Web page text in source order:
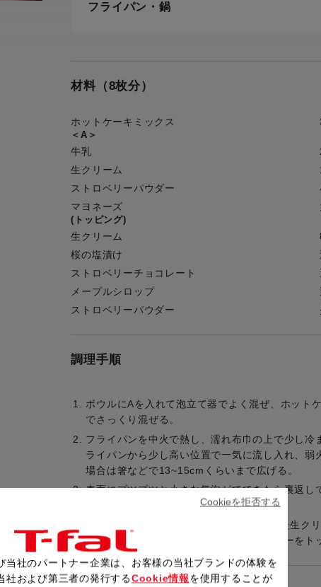
衣類スチーマーアイロン兼用タイプ
衣類スチーマー専用タイプ(1way)
スチームアイロン
用タイプ(1way)一
すべての生活家電一覧
フライパン・鍋
材料（8枚分）
ホットケーキミックス
＜A＞
牛乳
生クリーム
ストロベリーパウダー
マヨネーズ
(トッピング)
生クリーム
桜の塩漬け
ストロベリーチョコレート
メープルシロップ
ストロベリーパウダー
調理手順
ボウルにAを入れて泡立て器でよく混ぜ、ホット
でさっくり混ぜる。
フライパンを中火で熱し、濡れ布巾の上で少し
ライパンから少し高い位置で一気に流し入れ、弱
場合は箸などで13~15cmくらいまで広げる。
表面にプツプツと小さな気泡がでてきたら裏返し
お皿に重ねて盛り付け、8分立てに泡立てた生ク
ベリーチョコレート、ストロベリーパウダーをト
当社のパートナー企業は、お客様の当社ブランドの体験を
社および第三者の発行するCookie情報 を使用することが
Cookieを拒否する